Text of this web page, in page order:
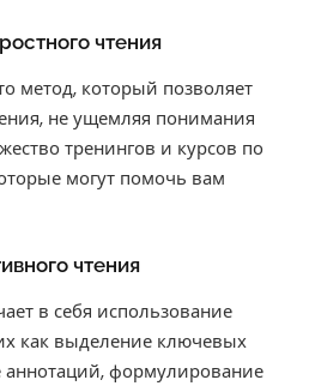
чтения
метод, который позволяет
не ущемляя понимания
тренингов и курсов по
могут помочь вам
чтения
в себя использование
как выделение ключевых
аннотаций, формулирование